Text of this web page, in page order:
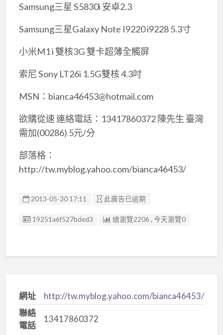
Samsung三星 S5830i 安卓2.3
Samsung三星Galaxy Note I9220 i9228 5.3寸
小米M1 i 雙核3G 雙卡超薄全觸屏
索尼 Sony LT26i 1.5G雙核 4.3吋
MSN：bianca46453@hotmail.com
欲購從速 連絡電話：13417860372 陳先生 臺灣
需加(00286) 5元/分
部落格：
http://tw.myblog.yahoo.com/bianca46453/
2013-05-30 17:11 此廣告已逾期
廣告编號
19251a6f527bded3 總瀏覽2206 , 今天瀏覽0
網址
http://tw.myblog.yahoo.com/bianca46453/
聯絡
電話
13417860372